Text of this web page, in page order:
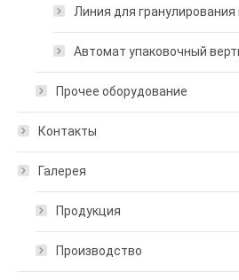
Линия для гранулирования
Автомат упаковочный
Прочее оборудование
Контакты
Галерея
Продукция
Производство